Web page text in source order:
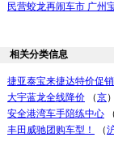
民营蛟龙再闹车市 广州
相关分类信息
捷亚泰宝来捷达特价促销
大宇蓝龙全线降价 （京
安全港湾车手陪练中心
丰田威驰团购车型！
（